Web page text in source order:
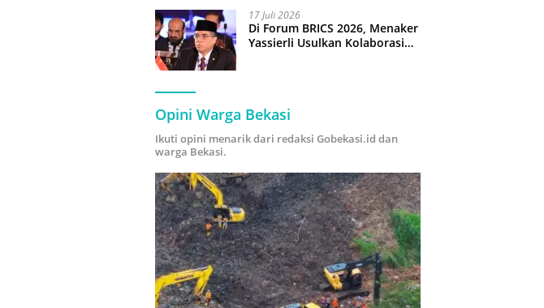
17 Juli 2026
Di Forum BRICS 2026, Menaker
Yassierli Usulkan Kolaborasi
Opini Warga Bekasi
Ikuti opini menarik dari redaksi Gobekasi.id dan
warga Bekasi.